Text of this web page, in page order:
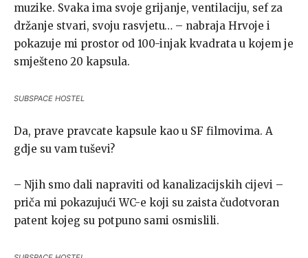
muzike. Svaka ima svoje grijanje, ventilaciju, sef za
držanje stvari, svoju rasvjetu… – nabraja Hrvoje i
pokazuje mi prostor od 100-injak kvadrata u kojem je
smješteno 20 kapsula.
SUBSPACE HOSTEL
Da, prave pravcate kapsule kao u SF filmovima. A
gdje su vam tuševi?
– Njih smo dali napraviti od kanalizacijskih cijevi –
priča mi pokazujući WC-e koji su zaista čudotvoran
patent kojeg su potpuno sami osmislili.